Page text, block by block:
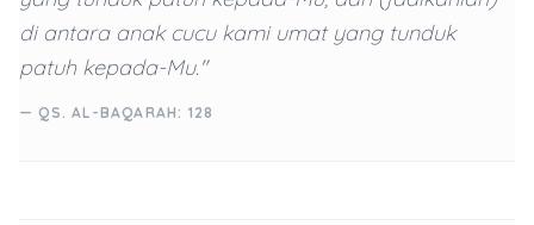
di antara anak cucu kami umat yang tunduk
patuh kepada-Mu."
— QS. AL-BAQARAH: 128